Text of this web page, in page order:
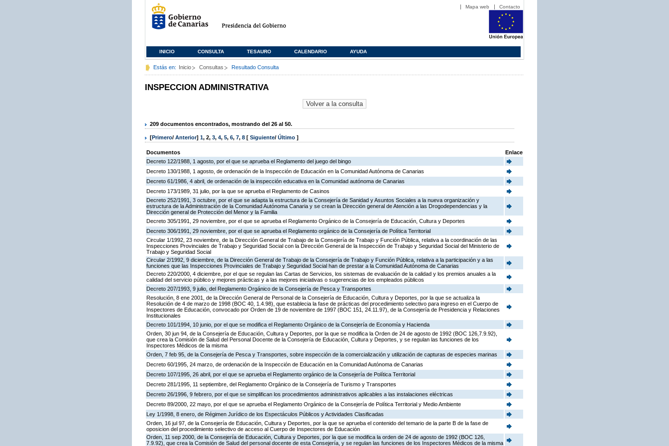
Mapa web Contacto
INICIO CONSULTA TESAURO CALENDARIO AYUDA
Estás en: Inicio Consultas Resultado Consulta
INSPECCION ADMINISTRATIVA
209 documentos encontrados, mostrando del 26 al 50.
[Primero/ Anterior] 1, 2, 3, 4, 5, 6, 7, 8 [ Siguiente/ Último ]
Documentos
Enlace
Decreto 122/1988, 1 agosto, por el que se aprueba el Reglamento del juego del bingo
Decreto 130/1988, 1 agosto, de ordenación de la Inspección de Educación en la Comunidad Autónoma de Canarias
Decreto 61/1986, 4 abril, de ordenación de la inspección educativa en la Comunidad autónoma de Canarias
Decreto 173/1989, 31 julio, por la que se aprueba el Reglamento de Casinos
Decreto 252/1991, 3 octubre, por el que se adapta la estructura de la Consejería de Sanidad y Asuntos Sociales a la nueva organización y
estructura de la Administración de la Comunidad Autónoma Canaria y se crean la Dirección general de Atención a las Drogodependencias y la
Dirección general de Protección del Menor y la Familia
Decreto 305/1991, 29 noviembre, por el que se aprueba el Reglamento Orgánico de la Consejería de Educación, Cultura y Deportes
Decreto 306/1991, 29 noviembre, por el que se aprueba el Reglamento orgánico de la Consejería de Política Territorial
Circular 1/1992, 23 noviembre, de la Dirección General de Trabajo de la Consejería de Trabajo y Función Pública, relativa a la coordinación de las
Inspecciones Provinciales de Trabajo y Seguridad Social con la Dirección General de la Inspección de Trabajo y Seguridad Social del Ministerio de
Trabajo y Seguridad Social
Circular 2/1992, 9 diciembre, de la Dirección General de Trabajo de la Consejería de Trabajo y Función Pública, relativa a la participación y a las
funciones que las Inspecciones Provinciales de Trabajo y Seguridad Social han de prestar a la Comunidad Autónoma de Canarias
Decreto 220/2000, 4 diciembre, por el que se regulan las Cartas de Servicios, los sistemas de evaluación de la calidad y los premios anuales a la
calidad del servicio público y mejores prácticas y a las mejores iniciativas o sugerencias de los empleados públicos
Decreto 207/1993, 9 julio, del Reglamento Orgánico de la Consejería de Pesca y Transportes
Resolución, 8 ene 2001, de la Dirección General de Personal de la Consejería de Educación, Cultura y Deportes, por la que se actualiza la
Resolución de 4 de marzo de 1998 (BOC 40, 1.4.98), que establecia la fase de prácticas del procedimiento selectivo para ingreso en el Cuerpo de
Inspectores de Educación, convocado por Orden de 19 de noviembre de 1997 (BOC 151, 24.11.97), de la Consejería de Presidencia y Relaciones
Institucionales
Decreto 101/1994, 10 junio, por el que se modifica el Reglamento Orgánico de la Consejería de Economía y Hacienda
Orden, 30 jun 94, de la Consejería de Educación, Cultura y Deportes, por la que se modifica la Orden de 24 de agosto de 1992 (BOC 126,7.9.92),
que crea la Comisión de Salud del Personal Docente de la Consejería de Educación, Cultura y Deportes, y se regulan las funciones de los
Inspectores Médicos de la misma
Orden, 7 feb 95, de la Consejería de Pesca y Transportes, sobre inspección de la comercialización y utilización de capturas de especies marinas
Decreto 60/1995, 24 marzo, de ordenación de la Inspección de Educación en la Comunidad Autónoma de Canarias
Decreto 107/1995, 26 abril, por el que se aprueba el Reglamento orgánico de la Consejería de Política Territorial
Decreto 281/1995, 11 septiembre, del Reglamento Orgánico de la Consejería de Turismo y Transportes
Decreto 26/1996, 9 febrero, por el que se simplifican los procedimientos administrativos aplicables a las instalaciones eléctricas
Decreto 89/2000, 22 mayo, por el que se aprueba el Reglamento Orgánico de la Consejería de Política Territorial y Medio Ambiente
Ley 1/1998, 8 enero, de Régimen Jurídico de los Espectáculos Públicos y Actividades Clasificadas
Orden, 16 jul 97, de la Consejería de Educación, Cultura y Deportes, por la que se aprueba el contenido del temario de la parte B de la fase de
oposicion del procedimiento selectivo de acceso al Cuerpo de Inspectores de Educación
Orden, 11 sep 2000, de la Consejería de Educación, Cultura y Deportes, por la que se modifica la orden de 24 de agosto de 1992 (BOC 126,
7.9.92), que crea la Comisión de Salud del personal docente de esta Consejería, y se regulan las funciones de los Inspectores Médicos de la misma